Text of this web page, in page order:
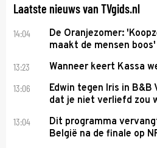
Laatste nieuws van TVgids.nl
14:04
De Oranjezomer:
maakt de mensen boos'
13:23 Wanneer keert Kassa
13:06
Edwin tegen Iris in
dat je niet verliefd zou
13:04
Dit programma
België na de finale op